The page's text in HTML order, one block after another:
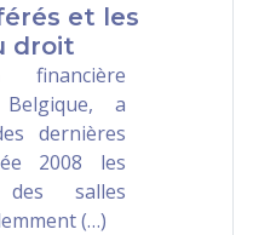
et les
droit
financière
a
dernières
2008 les
salles
(…)